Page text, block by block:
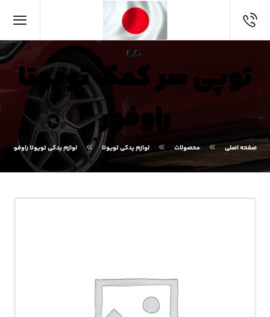
توپی سر کمک تویوتا
راوفور
صفحه اصلی محصولات لوازم یدکی تویوتا لوازم یدکی تویوتا راوفور